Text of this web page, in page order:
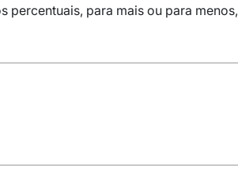
percentuais, para mais ou para menos,